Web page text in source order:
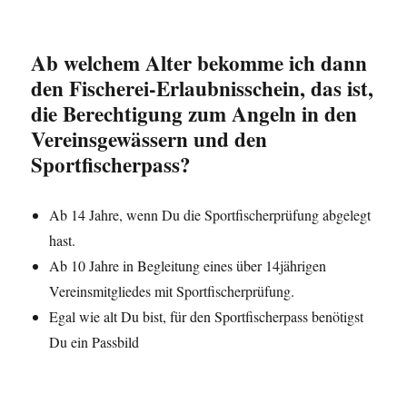
Ab welchem Alter bekomme ich dann
den Fischerei-Erlaubnisschein, das ist,
die Berechtigung zum Angeln in den
Vereinsgewässern und den
Sportfischerpass?
Ab 14 Jahre, wenn Du die Sportfischerprüfung abgelegt
hast.
Ab 10 Jahre in Begleitung eines über 14jährigen
Vereinsmitgliedes mit Sportfischerprüfung.
Egal wie alt Du bist, für den Sportfischerpass benötigst
Du ein Passbild